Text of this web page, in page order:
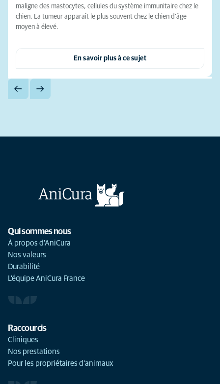
maligne des mastocytes, cellules du système immunitaire chez le
chien. La tumeur apparaît le plus souvent chez le chien d’âge
moyen à élevé.
En savoir plus à ce sujet
Qui sommes nous
À propos d'AniCura
Nos valeurs
Durabilité
L'équipe AniCura France
Raccourcis
Cliniques
Nos prestations
Pour les propriétaires d'animaux